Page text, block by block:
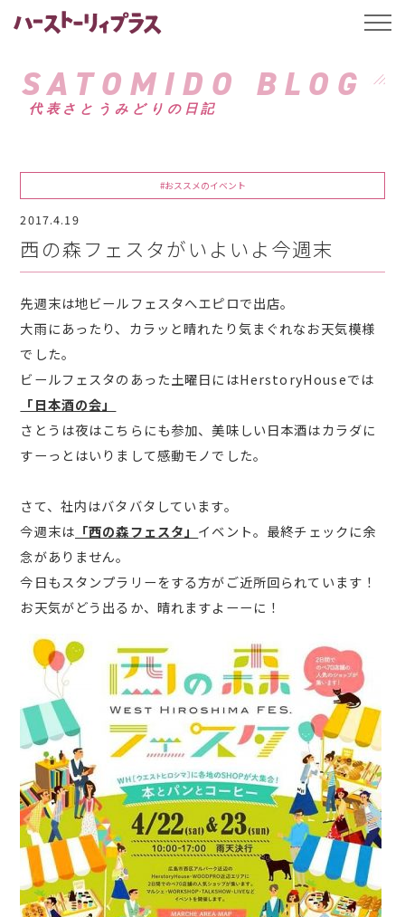
ハーストーリィプ
SATOMIDO BLOG
代表さとうみどりの日記
#おススメのイベント
2017.4.19
西の森フェスタがいよいよ今週末
先週末は地ビールフェスタへエピロで出店。
大雨にあったり、カラッと晴れたり気まぐれなお天気模様
でした。
ビールフェスタのあった土曜日にはHerstoryHouseでは
「日本酒の会」
さとうは夜はこちらにも参加、美味しい日本酒はカラダに
すーっとはいりまして感動モノでした。
さて、社内はバタバタしています。
今週末は 「西の森フェスタ」 イベント。最終チェックに余
念がありません。
今日もスタンプラリーをする方がご近所回られています！
お天気がどう出るか、晴れますよーーに！
t
l
a